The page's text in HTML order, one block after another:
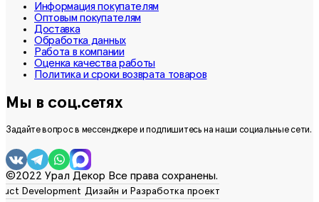
Информация покупателям
Оптовым покупателям
Доставка
Обработка данных
Работа в компании
Оценка качества работы
Политика и сроки возврата товаров
Мы в соц.сетях
Задайте вопрос в мессенджере и подпишитесь на наши социальные сети.
©2022 Урал Декор Все права сохранены.